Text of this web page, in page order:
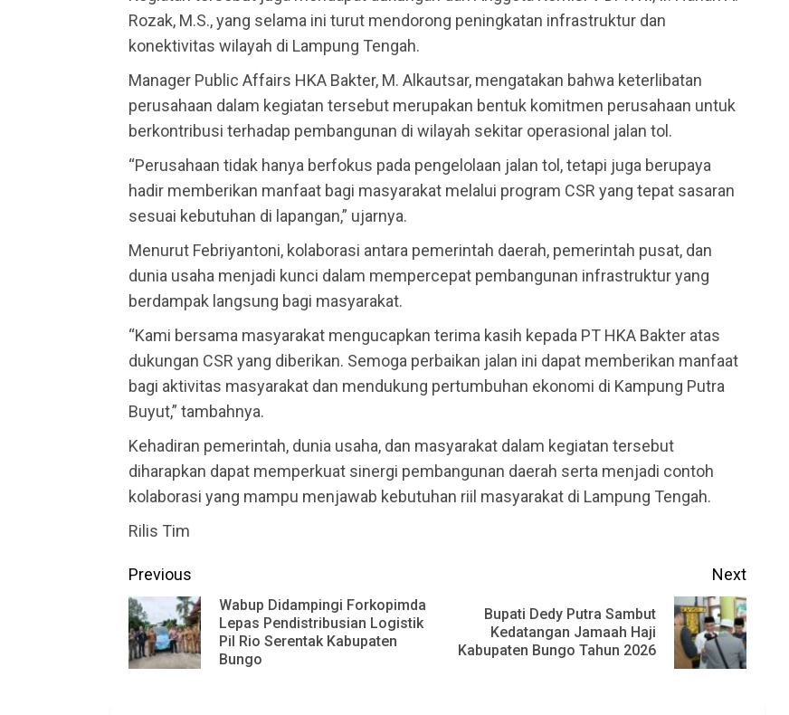
Rozak, M.S., yang selama ini turut mendorong peningkatan infrastruktur dan
konektivitas wilayah di Lampung Tengah.
Manager Public Affairs HKA Bakter, M. Alkautsar, mengatakan bahwa keterlibatan
perusahaan dalam kegiatan tersebut merupakan bentuk komitmen perusahaan untuk
berkontribusi terhadap pembangunan di wilayah sekitar operasional jalan tol.
“Perusahaan tidak hanya berfokus pada pengelolaan jalan tol, tetapi juga berupaya
hadir memberikan manfaat bagi masyarakat melalui program CSR yang tepat sasaran
sesuai kebutuhan di lapangan,” ujarnya.
Menurut Febriyantoni, kolaborasi antara pemerintah daerah, pemerintah pusat, dan
dunia usaha menjadi kunci dalam mempercepat pembangunan infrastruktur yang
berdampak langsung bagi masyarakat.
“Kami bersama masyarakat mengucapkan terima kasih kepada PT HKA Bakter atas
dukungan CSR yang diberikan. Semoga perbaikan jalan ini dapat memberikan manfaat
bagi aktivitas masyarakat dan mendukung pertumbuhan ekonomi di Kampung Putra
Buyut,” tambahnya.
Kehadiran pemerintah, dunia usaha, dan masyarakat dalam kegiatan tersebut
diharapkan dapat memperkuat sinergi pembangunan daerah serta menjadi contoh
kolaborasi yang mampu menjawab kebutuhan riil masyarakat di Lampung Tengah.
Rilis Tim
Continue
Reading
Previous
Previous
post:
Wabup Didampingi Forkopimda
Lepas Pendistribusian Logistik
Pil Rio Serentak Kabupaten
Bungo
Next
post:
Bupati Dedy Putra Sambut
Kedatangan Jamaah Haji
Kabupaten Bungo Tahun 2026